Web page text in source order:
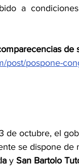
a
de
post/pospone-
de octubre, el
se dispone de
y San Bartolo